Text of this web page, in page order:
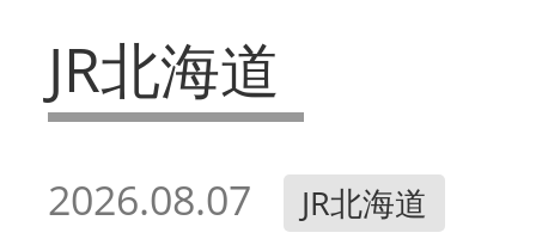
JR北海道
2026.08.07 JR北海道